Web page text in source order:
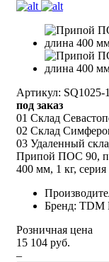
Артикул: SQ1025-
под заказ
01 Склад
02 Склад
03 Удаленный
Припой ПОС 90,
400 мм, 1 кг,
Бренд: TDM
Розничная цена
15 104 руб.
–